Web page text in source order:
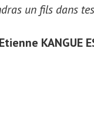
un fils dans
KANGUE